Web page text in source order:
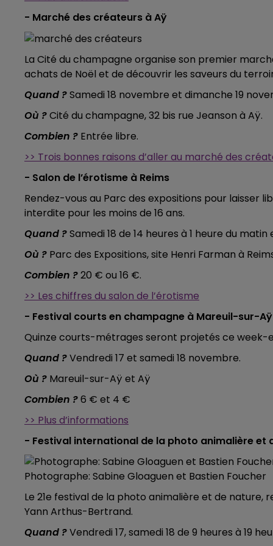
LE CLUB CHAMPAGNE FM
- Marché des créateurs à Aÿ
La Cité du champagne organise son premier
achats de Noël et de découvrir les saveurs du
Quand ?Samedi 18 novembre et dimanche 19
Où ?Cité du champagne, 32 bis rue Jeanson à Aÿ.
Combien ? Entrée libre.
>> Trois bonnes raisons d’aller au marché des
- Salon de l’érotisme à Reims
Rendez-vous au Parc des expositions pour laisser
interdite pour les moins de 16 ans.
Quand ?Samedi 18 de 14 heures à 1 heure du
Où ? Parc des Expositions, site Henri Farman à
Combien ?20 € ou 16 €.
>> Les chiffres du salon de l’érotisme
- Festival courts en champagne à Mareuil-sur-Aÿ
Quinze courts-métrages seront projetés ce week-
Quand ?Vendredi 17 et samedi 18 novembre.
Où ? Mareuil-sur-Aÿ et Aÿ
Combien ?6 € et 4 €
>> Plus d’informations
- Festival international de la photo animalière et
Photographe: Sabine Gloaguen et Bastien Foucher
Le 21e festival de la photo animalière et de
Yann Arthus-Bertrand.
Quand ?Vendredi 17, samedi 18 de 9 heures à 19
19h15 - 20h00
LA RADIO POP